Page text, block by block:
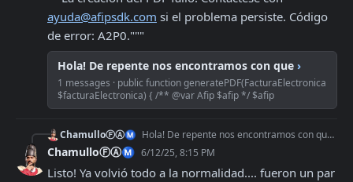
ayuda@afipsdk.com si el problema persiste. Código
de error: A2P0."""
Hola! De repente nos encontramos con que ›
1 messages · public function generatePDF(FacturaElectronica
$facturaElectronica) { /** @var Afip $afip */ $afip
ChamulloⒻⒶⓂ Hola! De repente nos encontramos con que hoy no podemos generar PDF. Aparece este error: """La creación del PDF falló. Contáctese con
ChamulloⒻⒶⓂ 6/12/25, 8:15 PM
Listo! Ya volvió todo a la normalidad.... fueron un par